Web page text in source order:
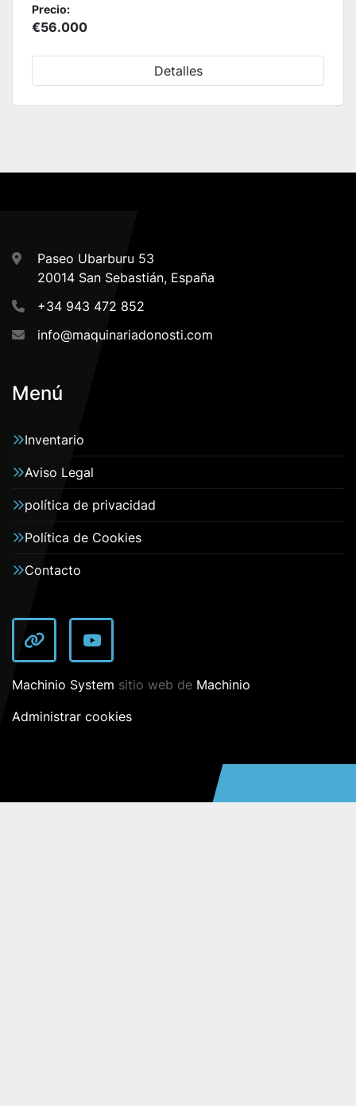
Precio:
€56.000
Detalles
Paseo Ubarburu 53
20014 San Sebastián, España
+34 943 472 852
info@maquinariadonosti.com
Menú
Inventario
Aviso Legal
política de privacidad
Política de Cookies
Contacto
other youtube
Machinio System sitio web de Machinio
Administrar cookies